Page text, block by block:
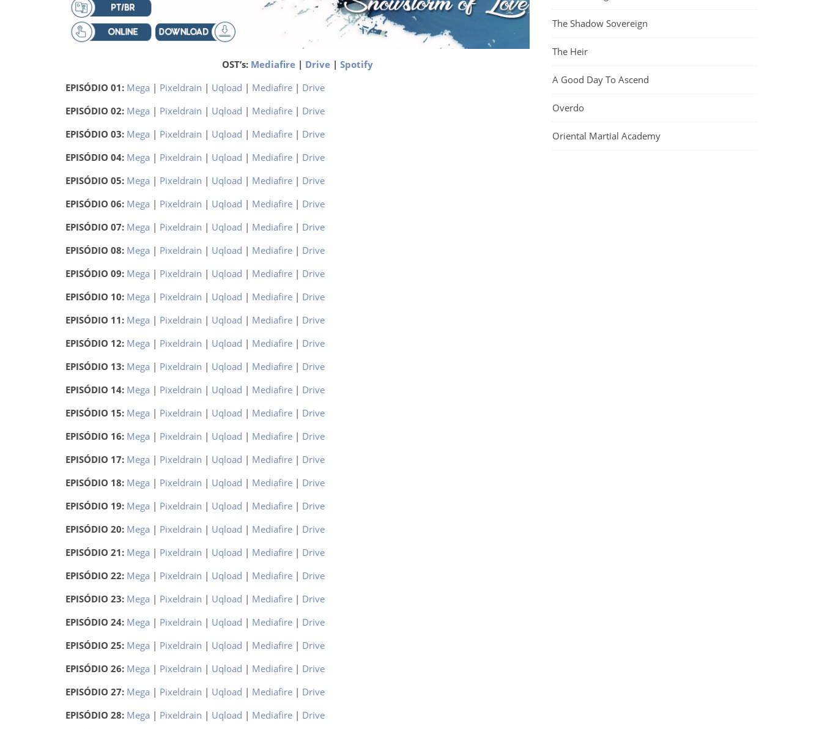
OST’s: Mediafire| Drive| Spotify
EPISÓDIO 01: Mega | Pixeldrain | Uqload | Mediafire| Drive
EPISÓDIO 02: Mega | Pixeldrain | Uqload | Mediafire| Drive
EPISÓDIO 03: Mega | Pixeldrain | Uqload | Mediafire| Drive
EPISÓDIO 04: Mega | Pixeldrain | Uqload | Mediafire| Drive
EPISÓDIO 05: Mega | Pixeldrain | Uqload | Mediafire| Drive
EPISÓDIO 06: Mega | Pixeldrain | Uqload | Mediafire| Drive
EPISÓDIO 07: Mega | Pixeldrain | Uqload | Mediafire| Drive
EPISÓDIO 08: Mega | Pixeldrain | Uqload | Mediafire| Drive
EPISÓDIO 09: Mega | Pixeldrain | Uqload | Mediafire| Drive
EPISÓDIO 10: Mega | Pixeldrain | Uqload | Mediafire| Drive
EPISÓDIO 11: Mega | Pixeldrain | Uqload | Mediafire| Drive
EPISÓDIO 12: Mega | Pixeldrain | Uqload | Mediafire| Drive
EPISÓDIO 13: Mega | Pixeldrain | Uqload | Mediafire| Drive
EPISÓDIO 14: Mega | Pixeldrain | Uqload | Mediafire| Drive
EPISÓDIO 15: Mega | Pixeldrain | Uqload | Mediafire| Drive
EPISÓDIO 16: Mega | Pixeldrain | Uqload | Mediafire| Drive
EPISÓDIO 17: Mega | Pixeldrain | Uqload | Mediafire| Drive
EPISÓDIO 18: Mega | Pixeldrain | Uqload | Mediafire| Drive
EPISÓDIO 19: Mega | Pixeldrain | Uqload | Mediafire| Drive
EPISÓDIO 20: Mega | Pixeldrain | Uqload | Mediafire| Drive
EPISÓDIO 21: Mega | Pixeldrain | Uqload | Mediafire| Drive
EPISÓDIO 22: Mega | Pixeldrain | Uqload | Mediafire| Drive
EPISÓDIO 23: Mega | Pixeldrain | Uqload | Mediafire| Drive
EPISÓDIO 24: Mega | Pixeldrain | Uqload | Mediafire| Drive
EPISÓDIO 25: Mega | Pixeldrain | Uqload | Mediafire| Drive
EPISÓDIO 26: Mega | Pixeldrain | Uqload | Mediafire| Drive
EPISÓDIO 27: Mega | Pixeldrain | Uqload | Mediafire| Drive
EPISÓDIO 28: Mega | Pixeldrain | Uqload | Mediafire| Drive
The Shadow Sovereign
The Heir
A Good Day To Ascend
Overdo
Oriental Martial Academy